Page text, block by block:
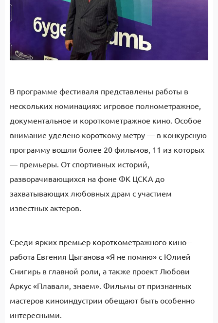
В программе фестиваля представлены работы в
нескольких номинациях: игровое полнометражное,
документальное и короткометражное кино. Особое
внимание уделено короткому метру — в конкурсную
программу вошли более 20 фильмов, 11 из которых
— премьеры. От спортивных историй,
разворачивающихся на фоне ФК ЦСКА до
захватывающих любовных драм с участием
известных актеров.
Среди ярких премьер короткометражного кино –
работа Евгения Цыганова «Я не помню» с Юлией
Снигирь в главной роли, а также проект Любови
Аркус «Плавали, знаем». Фильмы от признанных
мастеров киноиндустрии обещают быть особенно
интересными.